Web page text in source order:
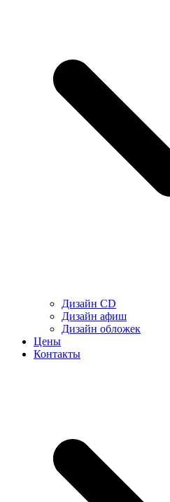
Дизайн CD
Дизайн афиш
Дизайн обложек
Цены
Контакты